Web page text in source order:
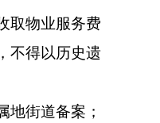
取物业服务费
不得以历史遗
街道备案；